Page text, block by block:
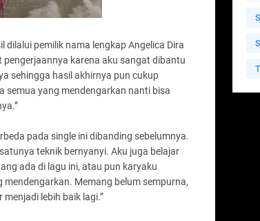
pemilik nama lengkap Angelica Dira
karena aku sangat dibantu
sehingga hasil akhirnya pun cukup
semua yang mendengarkan nanti bisa
pada single ini dibanding sebelumnya.
teknik bernyanyi. Aku juga belajar
ada di lagu ini, atau pun karyaku
Memang belum sempurna,
lebih baik lagi.”